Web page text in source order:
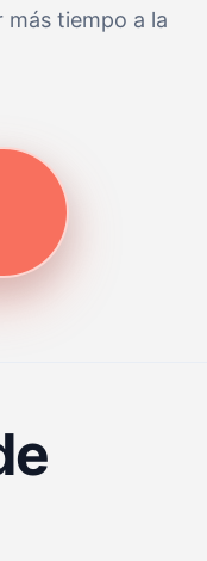
tiempo a la